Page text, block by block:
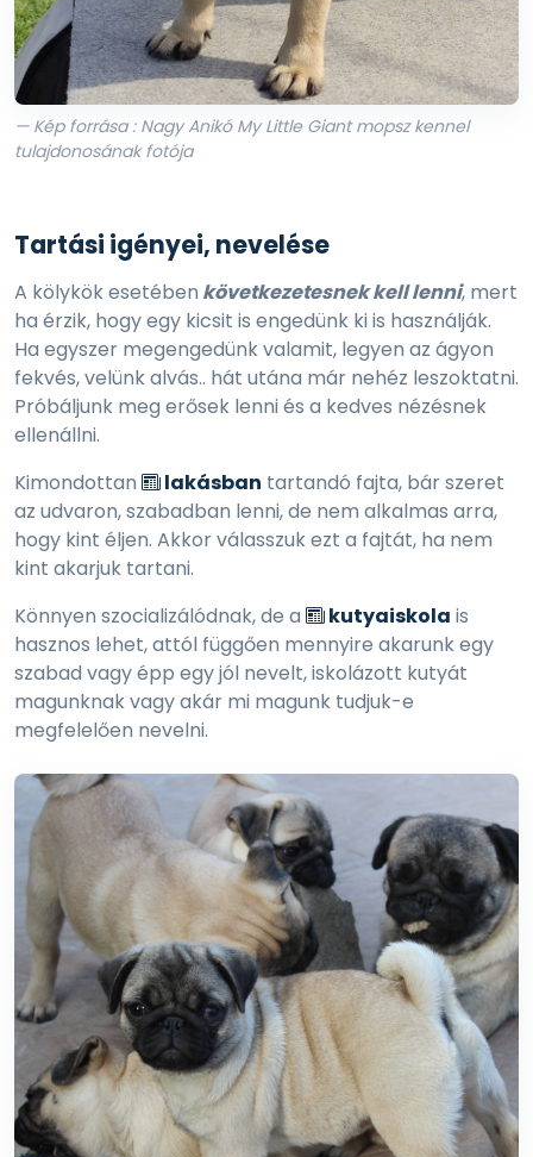
— Kép forrása : Nagy Anikó My Little Giant mopsz kennel
tulajdonosának fotója
Tartási igényei, nevelése
A kölykök esetében következetesnek kell lenni, mert
ha érzik, hogy egy kicsit is engedünk ki is használják.
Ha egyszer megengedünk valamit, legyen az ágyon
fekvés, velünk alvás.. hát utána már nehéz leszoktatni.
Próbáljunk meg erősek lenni és a kedves nézésnek
ellenállni.
Kimondottan
lakásban tartandó fajta, bár szeret
az udvaron, szabadban lenni, de nem alkalmas arra,
hogy kint éljen. Akkor válasszuk ezt a fajtát, ha nem
kint akarjuk tartani.
Könnyen szocializálódnak, de a
kutyaiskola is
hasznos lehet, attól függően mennyire akarunk egy
szabad vagy épp egy jól nevelt, iskolázott kutyát
magunknak vagy akár mi magunk tudjuk-e
megfelelően nevelni.